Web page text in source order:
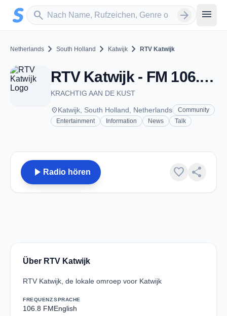
Zum Hauptinhalt springen
search
Sender suchen arrow_forward menu
Netherlands chevron_right South Holland chevron_right Katwijk chevron_right RTV Katwijk
RTV Katwijk - FM 106.8 - Katwijk
KRACHTIG AAN DE KUST
placeKatwijk, South Holland, Netherlands
Community
Entertainment
Information News Talk
play_arrow Radio hören favorite share
Über RTV Katwijk
RTV Katwijk, de lokale omroep voor Katwijk
FREQUENZ
106.8 FM
SPRACHE
English